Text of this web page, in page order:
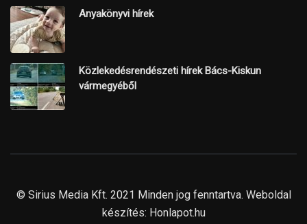
Anyakönyvi hírek
Közlekedésrendészeti hírek Bács-Kiskun
vármegyéből
© Sirius Media Kft. 2021 Minden jog fenntartva. Weboldal
készítés: Honlapot.hu